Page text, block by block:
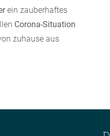
ein zauberhaftes
Corona-Situation
zuhause aus